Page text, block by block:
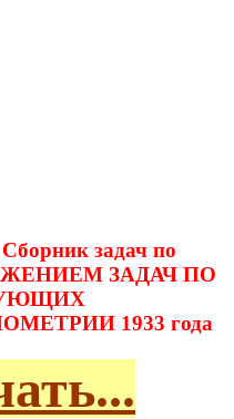
задач по
ЗАДАЧ ПО
1933 года